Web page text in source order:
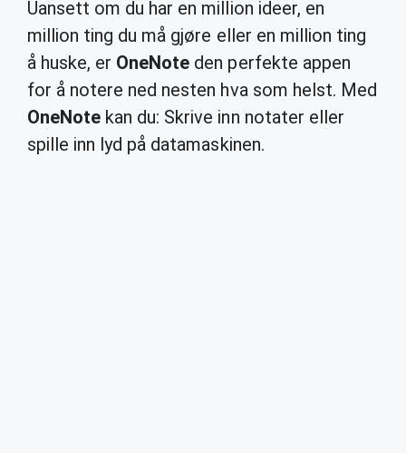
Uansett om du har en million ideer, en
million ting du må gjøre eller en million ting
å huske, er OneNote den perfekte appen
for å notere ned nesten hva som helst. Med
OneNote kan du: Skrive inn notater eller
spille inn lyd på datamaskinen.